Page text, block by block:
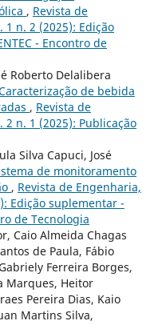
, Revista de
1 n. 2 (2025): Edição
- Encontro de
Roberto Delalibera
de bebida
, Revista de
2 n. 1 (2025): Publicação
Silva Capuci, José
de monitoramento
, Revista de Engenharia,
Edição suplementar -
de Tecnologia
Caio Almeida Chagas
de Paula, Fábio
Ferreira Borges,
Marques, Heitor
Pereira Dias, Kaio
Martins Silva,